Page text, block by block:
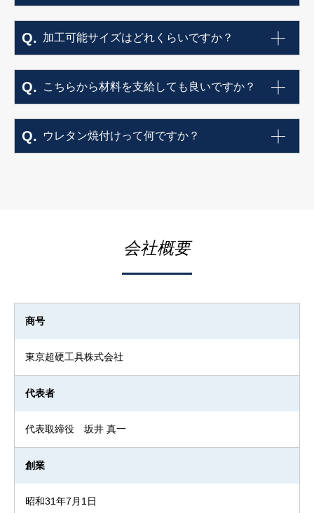
加工可能サイズはどれくらいですか？
こちらから材料を支給しても良いですか？
ウレタン焼付けって何ですか？
会社概要
商号
東京超硬工具株式会社
代表者
代表取締役 坂井 真一
創業
昭和31年7月1日